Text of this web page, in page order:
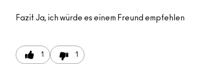
Fazit Ja, ich würde es einem Freund empfehlen
1 1